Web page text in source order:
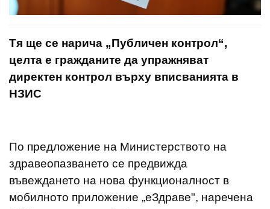
Тя ще се нарича „Публичен контрол“,
целта е гражданите да упражняват
директен контрол върху вписванията в
НЗИС
По предложение на Министерството на
здравеопазването се предвижда
въвеждането на нова функционалност в
мобилното приложение „еЗдраве", наречена